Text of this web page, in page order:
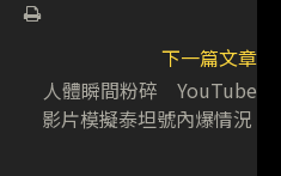
下一篇文章
人體瞬間粉碎 YouTube
影片模擬泰坦號內爆情況